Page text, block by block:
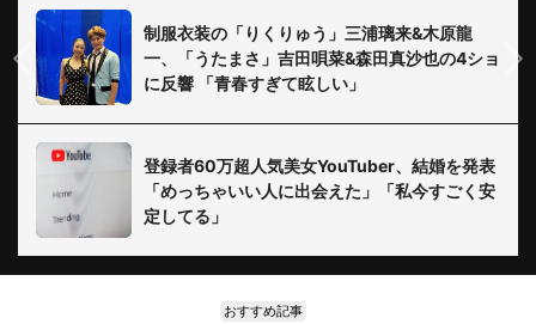
制服衣装の「りくりゅう」三浦璃来&木原龍
一、「うたまさ」吉田唄菜&森田真沙也の4ショ
に反響 「青春すぎて眩しい」
登録者60万超人気美女YouTuber、結婚を発表
「めっちゃいい人に出会えた」「私今すごく安
定してる」
おすすめ記事